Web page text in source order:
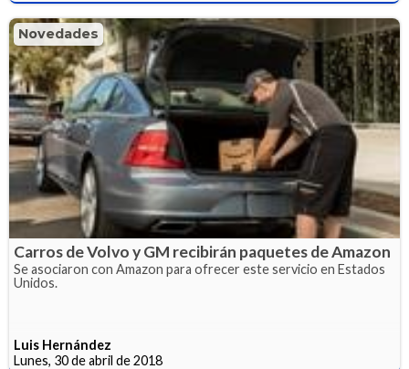
Novedades
Carros de Volvo y GM recibirán paquetes de Amazon
Se asociaron con Amazon para ofrecer este servicio en Estados
Unidos.
Luis Hernández
Lunes, 30 de abril de 2018